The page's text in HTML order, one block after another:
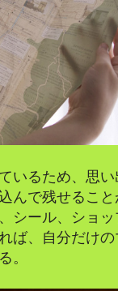
いるため、思
んで残せるこ
シール、ショ
ば、自分だけ
。